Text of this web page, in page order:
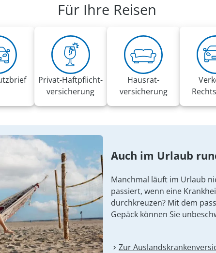
Für Ihre Reisen
Privat-Haft­pflicht­
versicherung
Hausrat­
versicherung
Auch im Urlaub
Manchmal läuft im Urlaub
passiert, wenn eine
durchkreuzen? Mit dem
Gepäck können Sie
Zur